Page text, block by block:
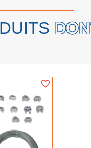
favorite_border